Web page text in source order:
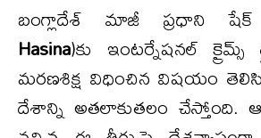
బంగ్లాదేశ్‌ మాజీ ప్రధాని
Hasina)కు ఇంటర్నేషనల్‌ క్రైమ్స్‌
మరణశిక్ష విధించిన విషయం
దేశాన్ని అతలాకుతలం చేస్తోంది.